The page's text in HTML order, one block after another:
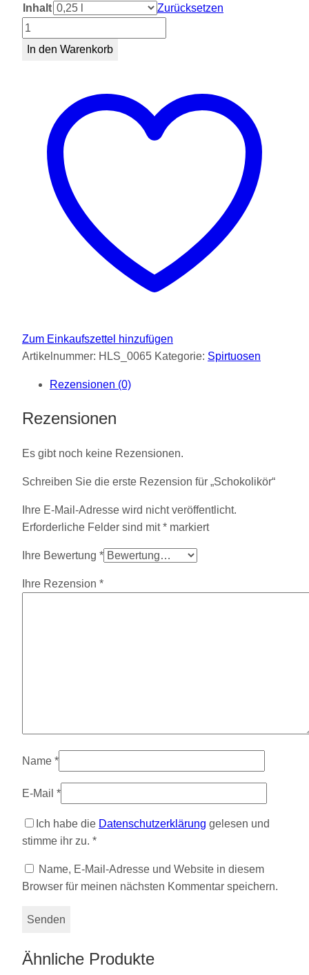
Inhalt
Zurücksetzen
Schokolikör
Menge
In den Warenkorb
Zum Einkaufszettel hinzufügen
Artikelnummer: HLS_0065 Kategorie: Spirtuosen
Rezensionen (0)
Rezensionen
Es gibt noch keine Rezensionen.
Schreiben Sie die erste Rezension für „Schokolikör“
Ihre E-Mail-Adresse wird nicht veröffentlicht.
Erforderliche Felder sind mit* markiert
Ihre Bewertung *
Ihre Rezension *
Name *
E-Mail *
Ich habe die Datenschutzerklärung gelesen und
stimme ihr zu. *
Name, E-Mail-Adresse und Website in diesem
Browser für meinen nächsten Kommentar speichern.
Ähnliche Produkte